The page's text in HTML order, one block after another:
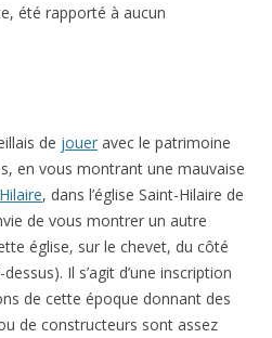
été rapporté à aucun
de jouer avec le patrimoine
en vous montrant une mauvaise
, dans l’église Saint-Hilaire de
de vous montrer un autre
église, sur le chevet, du côté
Il s’agit d’une inscription
de cette époque donnant des
de constructeurs sont assez